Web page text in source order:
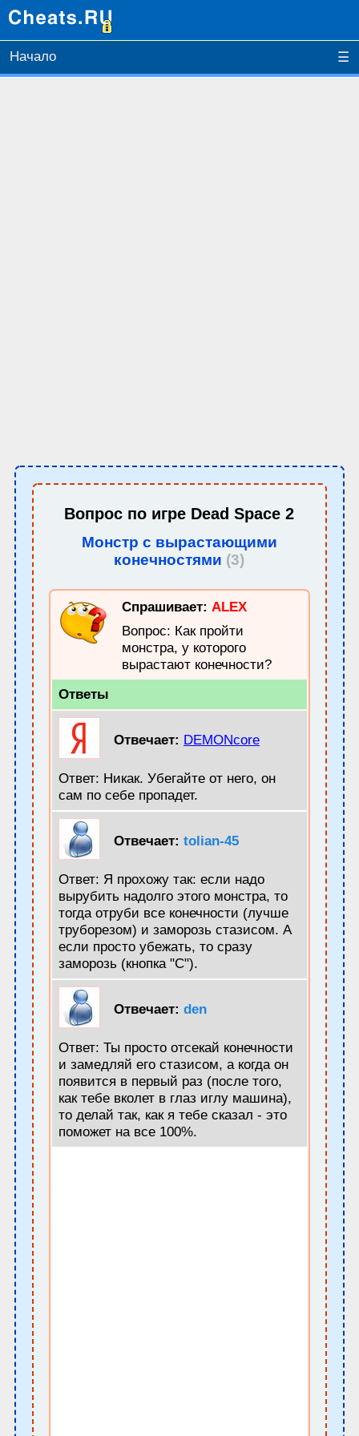
Начало ☰
Вопрос по игре Dead Space 2
Монстр с вырастающими
конечностями (3)
Спрашивает: ALEX
Вопрос: Как пройти
монстра, у которого
вырастают конечности?
Ответы
Отвечает: DEMONcore
Ответ: Никак. Убегайте от него, он
сам по себе пропадет.
Отвечает: tolian-45
Ответ: Я прохожу так: если надо
вырубить надолго этого монстра, то
тогда отруби все конечности (лучше
труборезом) и заморозь стазисом. А
если просто убежать, то сразу
заморозь (кнопка "С").
Отвечает: den
Ответ: Ты просто отсекай конечности
и замедляй его стазисом, а когда он
появится в первый раз (после того,
как тебе вколет в глаз иглу машина),
то делай так, как я тебе сказал - это
поможет на все 100%.